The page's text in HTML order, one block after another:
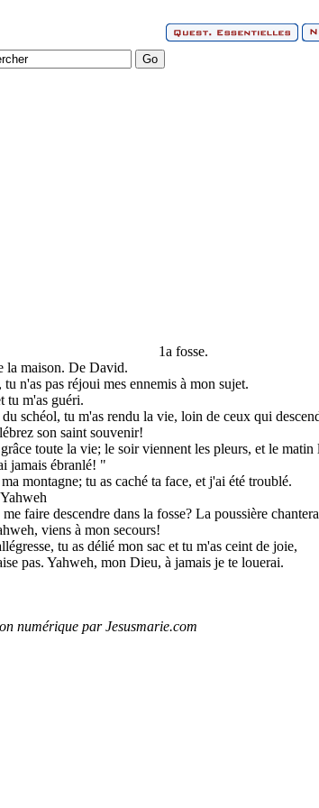
1a fosse.
la maison. De David.
n'as pas réjoui mes ennemis à mon sujet.
tu m'as guéri.
schéol, tu m'as rendu la vie, loin de ceux qui
son saint souvenir!
toute la vie; le soir viennent les pleurs, et le matin
jamais ébranlé! "
montagne; tu as caché ta face, et j'ai été troublé.
faire descendre dans la fosse? La poussière
viens à mon secours!
tu as délié mon sac et tu m'as ceint de joie,
pas. Yahweh, mon Dieu, à jamais je te louerai.
numérique par Jesusmarie.com